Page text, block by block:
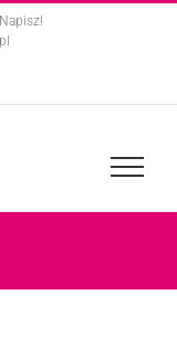
Napisz!